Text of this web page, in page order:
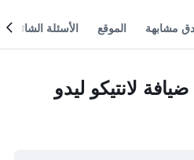
مشابهة الموقع الأسئلة الشائعة
لانتيكو ليدو